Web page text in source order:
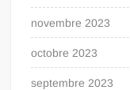
novembre 2023
octobre 2023
septembre 2023